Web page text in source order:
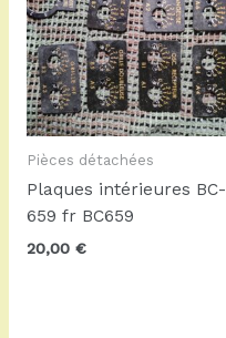
Pièces détachées
Plaques intérieures BC-
659 fr BC659
20,00 €